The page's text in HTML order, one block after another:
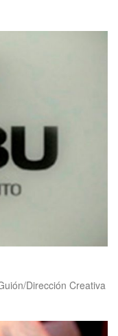
Dirección Creativa